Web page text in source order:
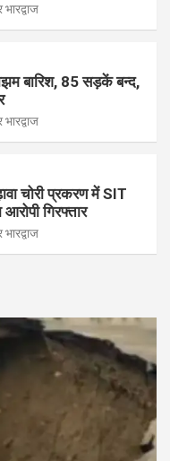
भारद्वाज
बारिश, 85 सड़कें बन्द,
भारद्वाज
चोरी प्रकरण में SIT
आरोपी गिरफ्तार
भारद्वाज